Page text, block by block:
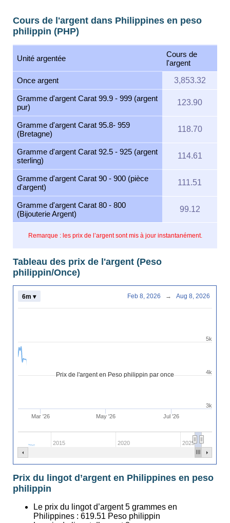
Cours de l'argent dans Philippines en peso
philippin (PHP)
Unité argentée
Cours de
l'argent
Remarque : les prix de l’argent sont mis à jour instantanément.
Once argent 3,853.32
Gramme d'argent Carat 99.9 - 999 (argent
pur)
123.90
Gramme d'argent Carat 95.8- 959
(Bretagne)
118.70
Gramme d'argent Carat 92.5 - 925 (argent
sterling)
114.61
Gramme d'argent Carat 90 - 900 (pièce
d'argent)
111.51
Gramme d'argent Carat 80 - 800
(Bijouterie Argent)
99.12
Tableau des prix de l'argent (Peso
philippin/Once)
Prix de l'argent en Peso philippin par once
Mar '26 May '26 Jul '26
2015 2020 2025
3k
4k
5k
6m ▾ Feb 8, 2026 → Aug 8, 2026
Prix du lingot d’argent en Philippines en peso
philippin
Le prix du lingot d’argent 5 grammes en
Philippines : 619.51 Peso philippin